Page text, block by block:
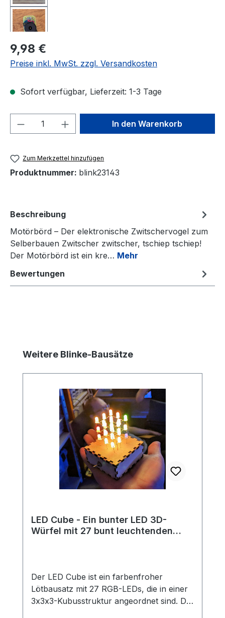
Regulärer Preis:
9,98 €
Preise inkl. MwSt. zzgl. Versandkosten
Sofort verfügbar, Lieferzeit: 1-3 Tage
Produkt Anzahl: Gib denIn den Warenkorb
Zum Merkzettel hinzufügen
Produktnummer: blink23143
Beschreibung
Motörbörd – Der elektronische Zwitschervogel zum
Selberbauen Zwitscher zwitscher, tschiep tschiep!
Der Motörbörd ist ein kre… Mehr
Bewertungen
Produktgalerie überspringen
Weitere Blinke-Bausätze
LED Cube - Ein bunter LED 3D-
Würfel mit 27 bunt leuchtenden
Der LED Cube ist ein farbenfroher
Lötbausatz mit 27 RGB-LEDs, die in einer
3x3x3-Kubusstruktur angeordnet sind. Die